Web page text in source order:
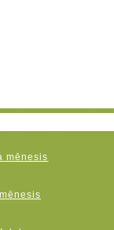
mēnesis